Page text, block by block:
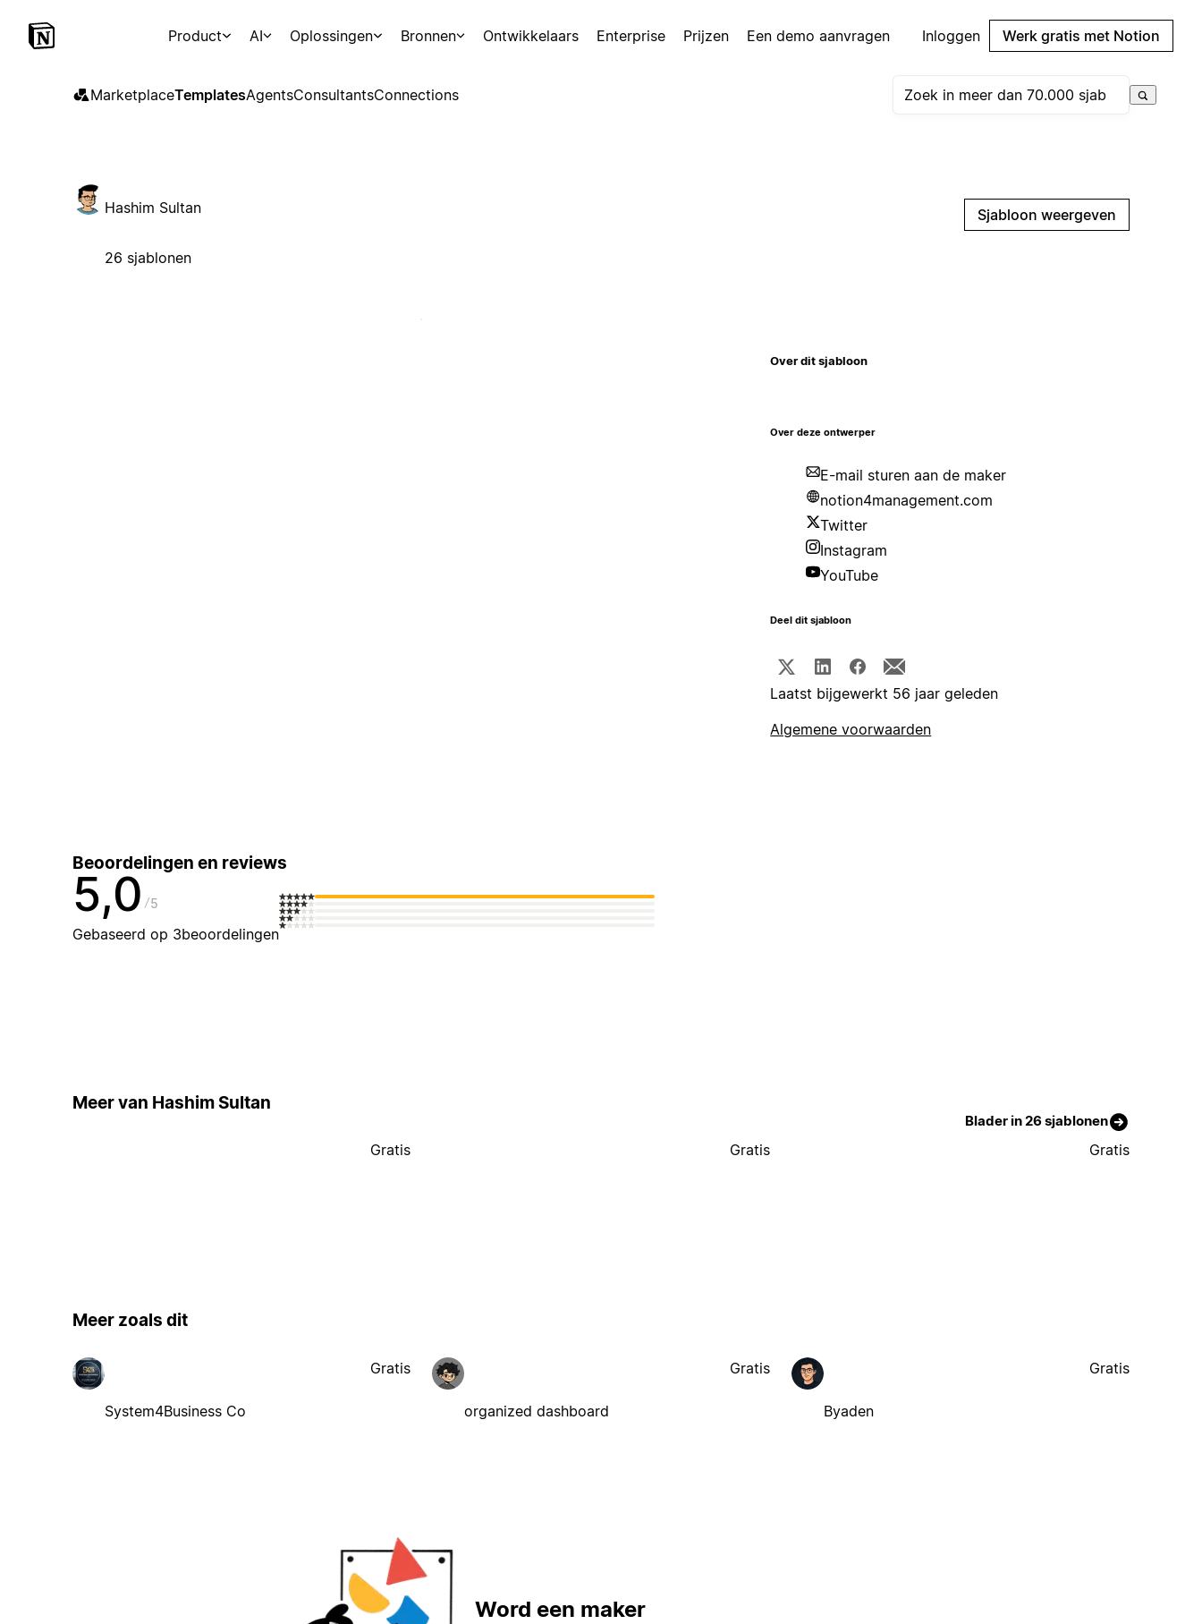
Product AI Oplossingen Bronnen Ontwikkelaars Enterprise Prijzen Een demo aanvragen Inloggen Werk gratis met Notion
MarketplaceTemplatesAgentsConsultantsConnections
Hashim Sultan
26 sjablonen
Sjabloon weergeven
Over dit sjabloon
Over deze ontwerper
E-mail sturen aan de maker
notion4management.com
Twitter
Instagram
YouTube
Deel dit sjabloon
Laatst bijgewerkt 56 jaar geleden
Algemene voorwaarden
Beoordelingen en reviews
5,0 5
Gebaseerd op 3beoordelingen
Meer van Hashim Sultan
Blader in 26 sjablonen
Gratis Gratis Gratis
Meer zoals dit
System4Business Co
Gratis
organized dashboard
Gratis
Byaden
Gratis
Word een maker